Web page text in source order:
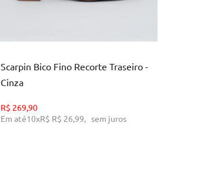
Scarpin Bico Fino Recorte Traseiro -
Cinza
R$ 269,90
Em até10xR$ R$ 26,99, sem juros